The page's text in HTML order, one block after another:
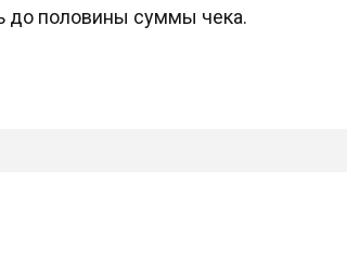
до половины суммы чека.